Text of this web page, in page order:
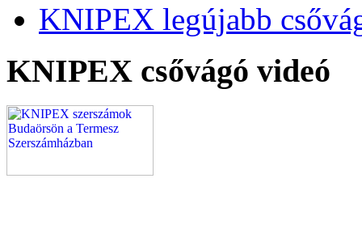
KNIPEX legújabb
KNIPEX csővágó videó